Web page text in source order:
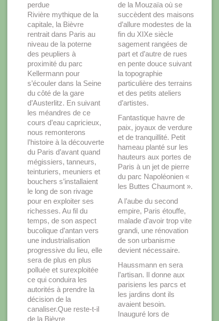
perdue
Rivière mythique de la
capitale, la Bièvre
rentrait dans Paris au
niveau de la poterne
des peupliers à
proximité du parc
Kellermann pour
s’écouler dans la Seine
du côté de la gare
d’Austerlitz. En suivant
les méandres de ce
cours d’eau capricieux,
nous remonterons
l’histoire à la découverte
du Paris d’avant quand
mégissiers, tanneurs,
teinturiers, meuniers et
bouchers s’installaient
le long de son rivage
pour en exploiter ses
richesses. Au fil du
temps, de son aspect
bucolique d’antan vers
une industrialisation
progressive du lieu, elle
sera de plus en plus
polluée et surexploitée
ce qui conduira les
autorités à prendre la
décision de la
canaliser.Que reste-t-il
de la Bièvre
de la Mouzaïa où se
succèdent des maisons
d’allure modestes de la
fin du XIXe siècle
sagement rangées de
part et d’autre de rues
en pente douce suivant
la topographie
particulière des terrains
et des petits ateliers
d’artistes.
Fantastique havre de
paix, joyaux de verdure
et de tranquillité. Petit
hameau planté sur les
hauteurs aux portes de
Paris à un jet de pierre
du parc Napoléonien «
les Buttes Chaumont ».
A l’aube du second
empire, Paris étouffe,
malade d’avoir trop vite
grandi, une rénovation
de son urbanisme
devient nécessaire.
Haussmann en sera
l’artisan. Il donne aux
parisiens les parcs et
les jardins dont ils
avaient besoin.
Inauguré lors de